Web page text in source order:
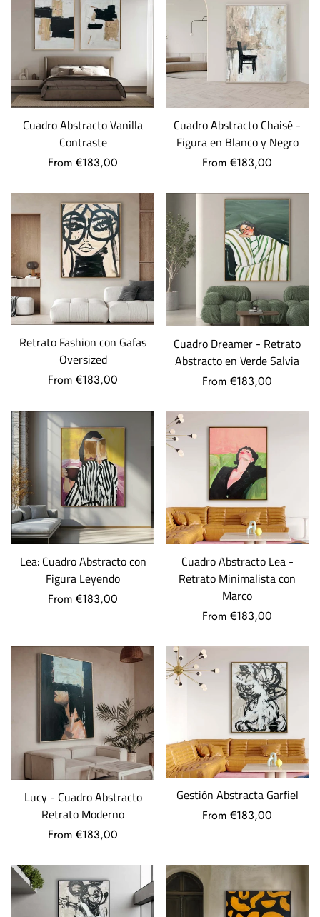
Cuadro Abstracto Vanilla
Contraste
From €183,00
Cuadro Abstracto Chaisé -
Figura en Blanco y Negro
From €183,00
Retrato Fashion con Gafas
Oversized
From €183,00
Cuadro Dreamer - Retrato
Abstracto en Verde Salvia
From €183,00
Lea: Cuadro Abstracto con
Figura Leyendo
From €183,00
Cuadro Abstracto Lea -
Retrato Minimalista con
Marco
From €183,00
Lucy - Cuadro Abstracto
Retrato Moderno
From €183,00
Gestión Abstracta Garfiel
From €183,00